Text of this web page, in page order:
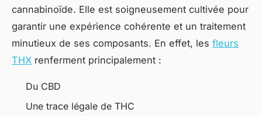
cannabinoïde. Elle est soigneusement cultivée pour
garantir une expérience cohérente et un traitement
minutieux de ses composants. En effet, les fleurs
THX renferment principalement :
Du CBD
Une trace légale de THC